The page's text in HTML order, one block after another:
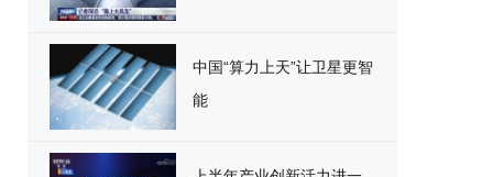
中国“算力上天”让卫星更智
能